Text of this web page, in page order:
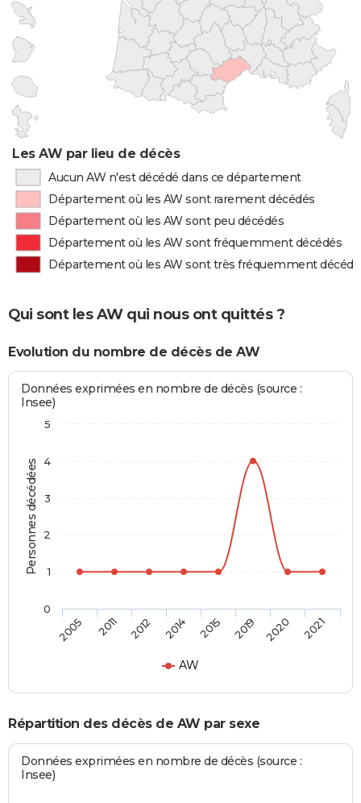
Les AW par lieu de décès
Aucun AW n'est décédé dans ce département
Département où les AW sont rarement décédés
Département où les AW sont peu décédés
Département où les AW sont fréquemment décédés
Département où les AW sont très fréquemment
Qui sont les AW qui nous ont quittés ?
Evolution du nombre de décès de AW
Personnes décédées
Données exprimées en nombre de décès (source :
Insee)
AW
2005 2011 2012 2014 2015 2019 2020 2021
0
1
2
3
4
5
Répartition des décès de AW par sexe
Données exprimées en nombre de décès (source :
Insee)